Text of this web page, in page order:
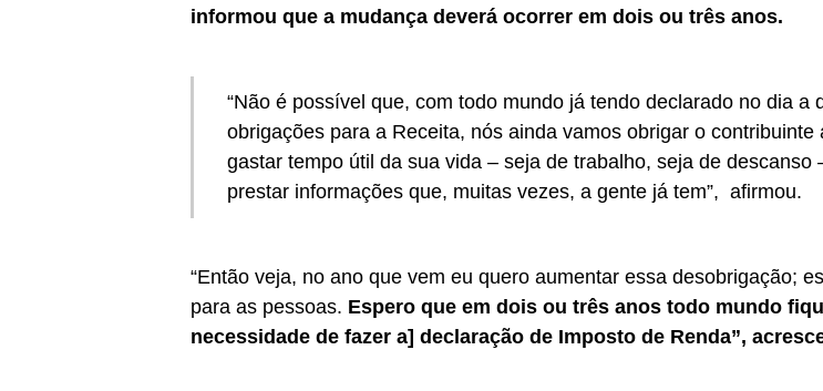
informou que a mudança deverá ocorrer em dois ou três anos.
“Não é possível que, com todo mundo já tendo declarado no dia a
obrigações para a Receita, nós ainda vamos obrigar o contribuinte
gastar tempo útil da sua vida – seja de trabalho, seja de descanso
prestar informações que, muitas vezes, a gente já tem”, afirmou.
“Então veja, no ano que vem eu quero aumentar essa desobrigação;
para as pessoas. Espero que em dois ou três anos todo mundo
necessidade de fazer a] declaração de Imposto de Renda”,